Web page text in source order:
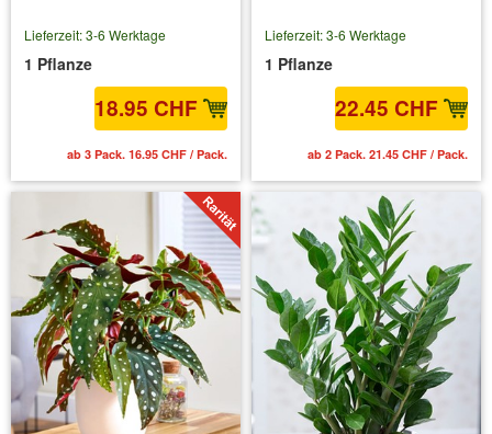
Lieferzeit: 3-6 Werktage
1 Pflanze
18.95 CHF
ab 3 Pack. 16.95 CHF / Pack.
Lieferzeit: 3-6 Werktage
1 Pflanze
22.45 CHF
ab 2 Pack. 21.45 CHF / Pack.